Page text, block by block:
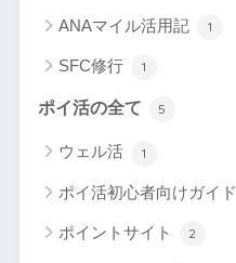
ANAマイル活用記 1
SFC修行 1
ポイ活の全て 5
ウェル活 1
ポイ活初心者向けガイド
ポイントサイト 2